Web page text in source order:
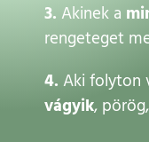
3. Akinek a
rengeteget
4. Aki folyton
vágyik,